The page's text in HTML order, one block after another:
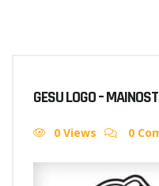
GESU LOGO –
0 Views 0